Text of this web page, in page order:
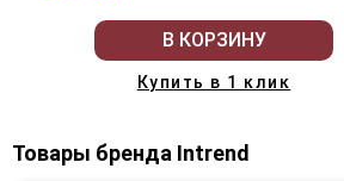
В КОРЗИНУ
Купить в 1 клик
Товары бренда Intrend